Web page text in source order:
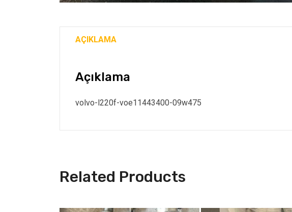
AÇIKLAMA
Açıklama
volvo-l220f-voe11443400-09w475
Related Products